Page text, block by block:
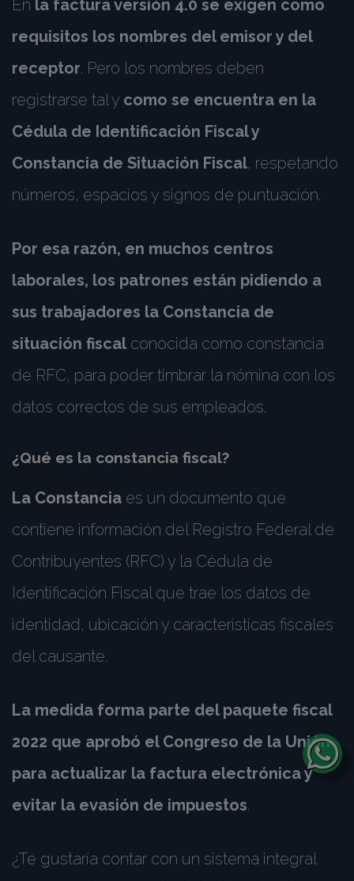
En la factura versión 4.0 se exigen como
requisitos los nombres del emisor y del
receptor. Pero los nombres deben
registrarse tal y como se encuentra en la
Cédula de Identificación Fiscal y
Constancia de Situación Fiscal, respetando
números, espacios y signos de puntuación.
Por esa razón, en muchos centros
laborales, los patrones están pidiendo a
sus trabajadores la Constancia de
situación fiscal conocida como constancia
de RFC, para poder timbrar la nómina con los
datos correctos de sus empleados.
¿Qué es la constancia fiscal?
La Constancia es un documento que
contiene información del Registro Federal de
Contribuyentes (RFC) y la Cédula de
Identificación Fiscal que trae los datos de
identidad, ubicación y características fiscales
del causante.
La medida forma parte del paquete fiscal
2022 que aprobó el Congreso de la Unión
para actualizar la factura electrónica y
evitar la evasión de impuestos.
¿Te gustaría contar con un sistema integral